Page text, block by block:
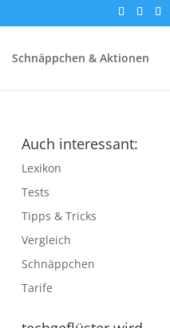
Schnäppchen & Aktionen
Auch interessant:
Lexikon
Tests
Tipps & Tricks
Vergleich
Schnäppchen
Tarife